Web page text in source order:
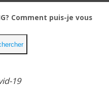
Comment puis-je vous
19